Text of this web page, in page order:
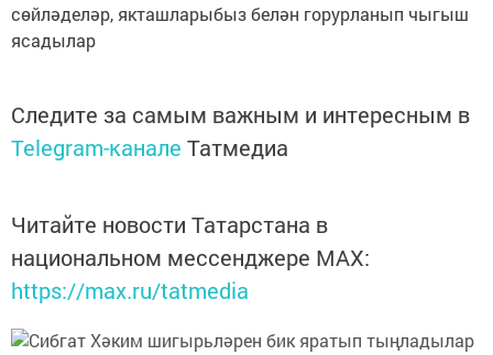
сөйләделәр, якташларыбыз белән горурланып чыгыш
ясадылар
Следите за самым важным и интересным в
Telegram-канале Татмедиа
Читайте новости Татарстана в
национальном мессенджере MАХ:
https://max.ru/tatmedia